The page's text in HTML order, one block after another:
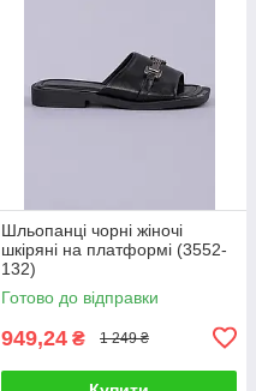
Шльопанці чорні жіночі
шкіряні на платформі (3552-
132)
Готово до відправки
949,24 ₴ 1 249 ₴